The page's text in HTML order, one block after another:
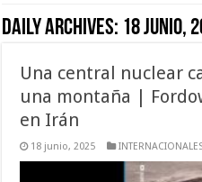
Daily Archives: 18 junio,
Una central nuclear
una montaña |
en Irán
18 junio, 2025